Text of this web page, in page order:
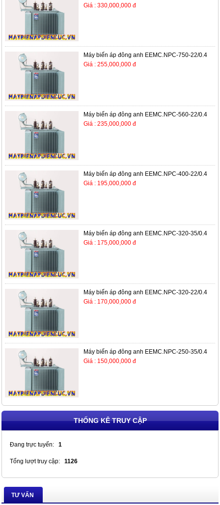
Giá : 330,000,000 đ
Máy biến áp đông anh EEMC.NPC-750-22/0.4
Giá : 255,000,000 đ
Máy biến áp đông anh EEMC.NPC-560-22/0.4
Giá : 235,000,000 đ
Máy biến áp đông anh EEMC.NPC-400-22/0.4
Giá : 195,000,000 đ
Máy biến áp đông anh EEMC.NPC-320-35/0.4
Giá : 175,000,000 đ
Máy biến áp đông anh EEMC.NPC-320-22/0.4
Giá : 170,000,000 đ
Máy biến áp đông anh EEMC.NPC-250-35/0.4
Giá : 150,000,000 đ
THỐNG KÊ TRUY CẬP
Đang trực tuyến: 1
Tổng lượt truy cập: 1126
TƯ VẤN